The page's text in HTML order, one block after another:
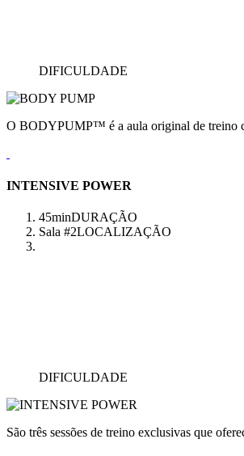
DIFICULDADE
O BODYPUMP™ é a aula original de treino
INTENSIVE POWER
45minDURAÇÃO
Sala #2LOCALIZAÇÃO
DIFICULDADE
São três sessões de treino exclusivas que